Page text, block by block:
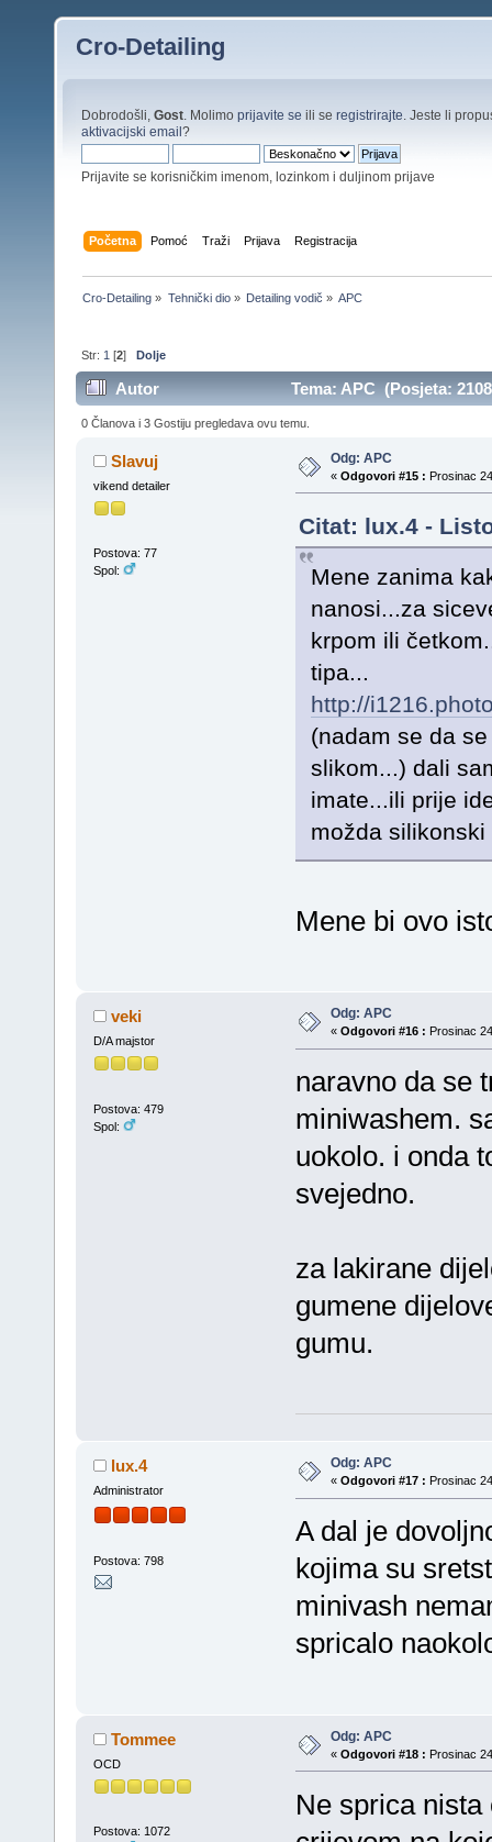
Cro-Detailing
Dobrodošli, Gost . Molimo prijavite se ili se registrirajte . Jeste li
aktivacijski email?
Prijavite se korisničkim imenom, lozinkom i duljinom prijave
Početna Pomoć Traži Prijava Registracija
Cro-Detailing » Tehnički dio» Detailing vodič » APC
Str: 1 [2]Dolje
Autor Tema: APC (Posjeta:
0 Članova i 3 Gostiju pregledava ovu temu.
Slavuj
vikend detailer
Postova: 77
Spol:
Odg: APC
« Odgovori #15 : Prosinac
Citat: lux.4 -
Mene zanima
nanosi...za
krpom ili
tipa...
http://
(nadam se da
slikom...) dali
imate...ili prije
možda
Mene bi ovo
veki
D/A majstor
Postova: 479
Spol:
Odg: APC
« Odgovori #16 : Prosinac
naravno da se
miniwashem.
uokolo. i onda
svejedno.
za lakirane
gumene
gumu.
lux.4
Administrator
Postova: 798
Odg: APC
« Odgovori #17 : Prosinac
A dal je
kojima su
minivash
spricalo
Tommee
OCD
Postova: 1072
Odg: APC
« Odgovori #18 : Prosinac
Ne sprica